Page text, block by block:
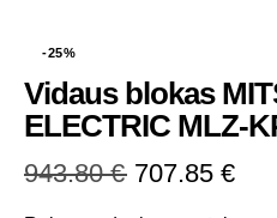
-25%
Vidaus blokas
ELECTRIC MLZ-
943.80€ 707.85 €